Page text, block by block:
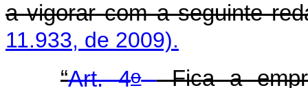
a vigorar com a seguinte
11.933, de 2009).
“Art. 4o
Fica a